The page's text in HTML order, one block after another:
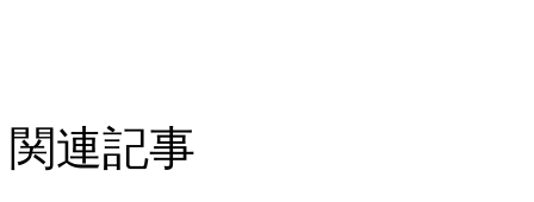
関連記事